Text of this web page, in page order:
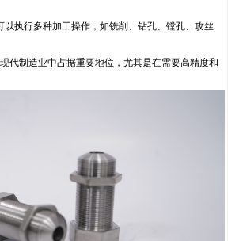
执行多种加工操作，如铣削、钻孔、镗孔、攻丝
代制造业中占据重要地位，尤其是在需要高精度和